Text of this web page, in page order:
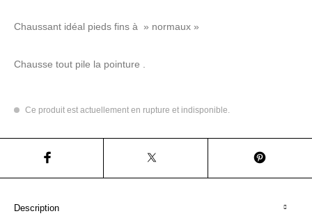
Chaussant idéal pieds fins à » normaux »
Chausse tout pile la pointure .
Ce produit est actuellement en rupture et indisponible.
Description